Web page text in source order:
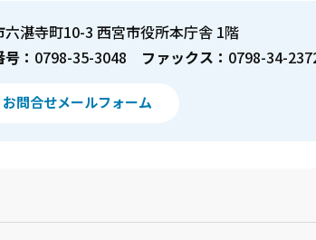
六湛寺町10-3 西宮市役所本庁舎 1階
： 0798-35-3048 ファックス： 0798-34-
お問合せメールフォーム